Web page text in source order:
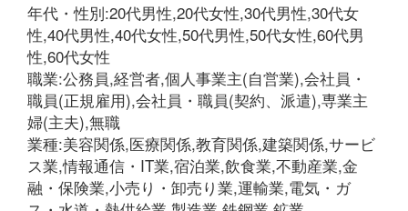
年代・性別:20代男性,20代女性,30代男性,30代女
性,40代男性,40代女性,50代男性,50代女性,60代男
性,60代女性
職業:公務員,経営者,個人事業主(自営業),会社員・
職員(正規雇用),会社員・職員(契約、派遣),専業主
婦(主夫),無職
業種:美容関係,医療関係,教育関係,建築関係,サービ
ス業,情報通信・IT業,宿泊業,飲食業,不動産業,金
融・保険業,小売り・卸売り業,運輸業,電気・ガ